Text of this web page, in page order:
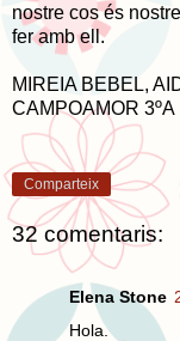
nostre cos és
fer amb ell.
MIREIA BEBEL,
CAMPOAMOR 3ºA
Comparteix
32 comentaris:
Elena Stone
Hola.